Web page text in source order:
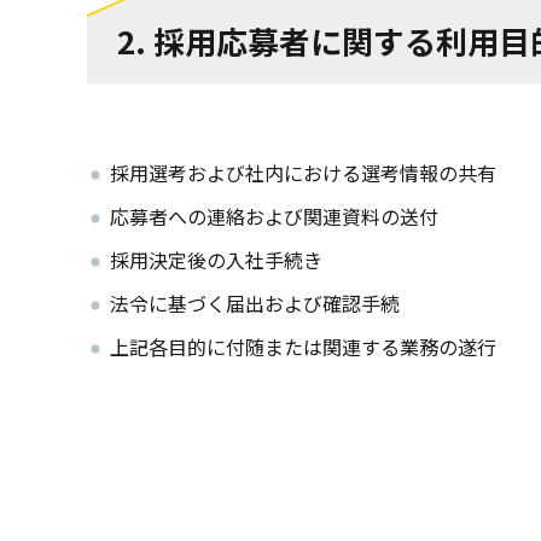
2. 採用応募者に関する利用目
採用選考および社内における選考情報の共有
応募者への連絡および関連資料の送付
採用決定後の入社手続き
法令に基づく届出および確認手続
上記各目的に付随または関連する業務の遂行